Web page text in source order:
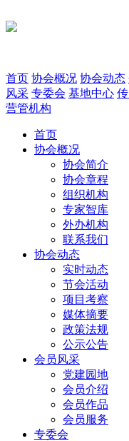
首页 协会概况 协会动态
风采 专委会 基地中心
营管机构
首页
协会概况
协会简介
协会章程
组织机构
专家智库
外办机构
联系我们
协会动态
实时动态
节会活动
项目考察
媒体摘要
政策法规
公示公告
会员风采
党建园地
会员介绍
会员作品
会员服务
专委会